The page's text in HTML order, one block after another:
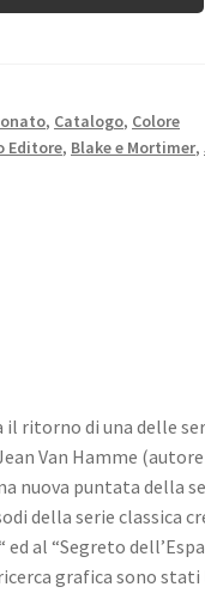
, Catalogo, Colore
Editore, Blake e Mortimer,
ritorno di una delle
Van Hamme
nuova puntata della
della serie classica
al “Segreto
grafica sono stati